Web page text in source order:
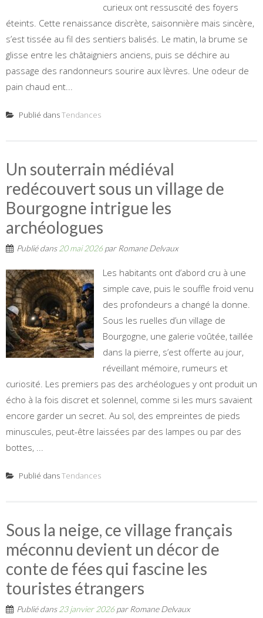
curieux ont ressuscité des foyers
éteints. Cette renaissance discrète, saisonnière mais sincère,
s’est tissée au fil des sentiers balisés. Le matin, la brume se
glisse entre les châtaigniers anciens, puis se déchire au
passage des randonneurs sourire aux lèvres. Une odeur de
pain chaud ent...
Publié dansTendances
Un souterrain médiéval
redécouvert sous un village de
Bourgogne intrigue les
archéologues
Publié dans 20 mai 2026 par Romane Delvaux
Les habitants ont d’abord cru à une
simple cave, puis le souffle froid venu
des profondeurs a changé la donne.
Sous les ruelles d’un village de
Bourgogne, une galerie voûtée, taillée
dans la pierre, s’est offerte au jour,
réveillant mémoire, rumeurs et
curiosité. Les premiers pas des archéologues y ont produit un
écho à la fois discret et solennel, comme si les murs savaient
encore garder un secret. Au sol, des empreintes de pieds
minuscules, peut-être laissées par des lampes ou par des
bottes, ...
Publié dansTendances
Sous la neige, ce village français
méconnu devient un décor de
conte de fées qui fascine les
touristes étrangers
Publié dans 23 janvier 2026 par Romane Delvaux